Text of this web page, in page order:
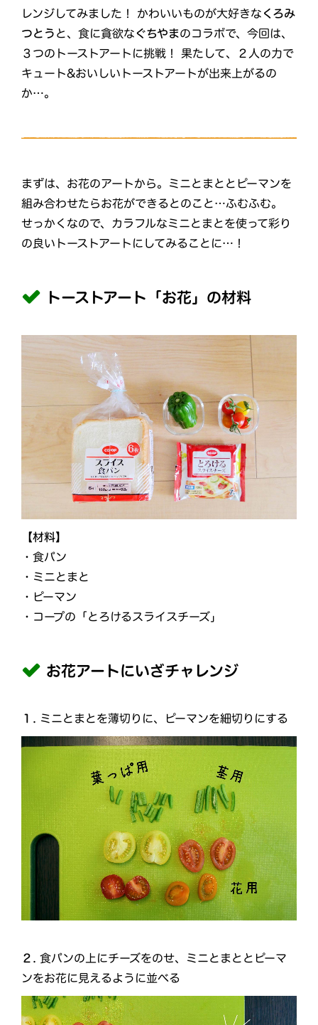
レンジしてみました！ かわいいものが大好きな くろみ
つとう と、食に貪欲なぐちやまのコラボで、今回は、
３つのトーストアートに挑戦！ 果たして、２人の力で
キュート&おいしいトーストアートが出来上がるの
か…。
まずは、お花のアートから。ミニとまととピーマンを
組み合わせたらお花ができるとのこと…ふむふむ。
せっかくなので、カラフルなミニとまとを使って彩り
の良いトーストアートにしてみることに…！
トーストアート「お花」の材料
【材料】
・食パン
・ミニとまと
・ピーマン
・コープの「とろけるスライスチーズ」
お花アートにいざチャレンジ
１. ミニとまとを薄切りに、ピーマンを細切りにする
２. 食パンの上にチーズをのせ、ミニとまととピーマ
ンをお花に見えるように並べる